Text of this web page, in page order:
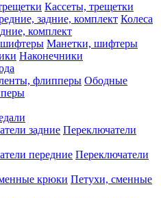
Кассеты, трещетки
Колеса
комплект
Манетки, шифтеры
Наконечники
Ободные
Переключатели
Переключатели
Петухи, сменные